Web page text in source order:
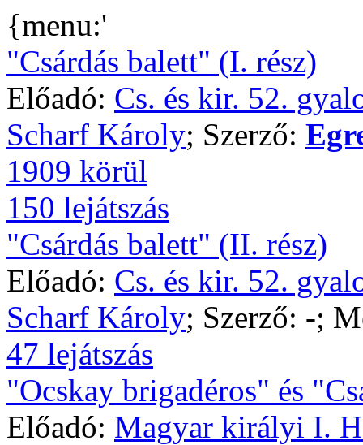
{menu:'
"Csárdás balett" (I. rész)
Előadó: Cs. és kir. 52.
Scharf Károly; Szerző:
1909 körül
150 lejátszás
"Csárdás balett" (II. rész)
Előadó: Cs. és kir. 52.
Scharf Károly; Szerző: -;
47 lejátszás
"Ocskay brigadéros" és
Előadó: Magyar királyi I.